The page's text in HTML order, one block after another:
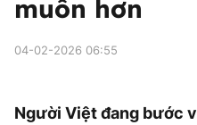
muốn hơn
04-02-2026 06:55
Người Việt đang bước